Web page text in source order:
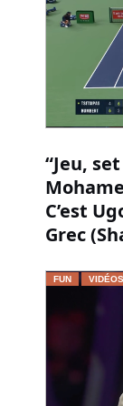
“Jeu,
C’est
Grec
FUN